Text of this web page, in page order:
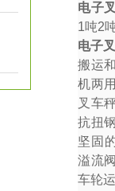
电子
1吨2
电子
搬运
机两
叉车
抗扭
坚固
溢流
车轮